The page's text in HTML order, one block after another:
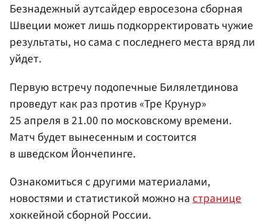
Безнадежный аутсайдер евросезона сборная
Швеции может лишь подкорректировать чужие
результаты, но сама с последнего места вряд ли
уйдет.
Первую встречу подопечные Билялетдинова
проведут как раз против «Тре Крунур»
25 апреля в 21.00 по московскому времени.
Матч будет вынесенным и состоится
в шведском Йончепинге.
Ознакомиться с другими материалами,
новостями и статистикой можно настранице
хоккейной сборной России.